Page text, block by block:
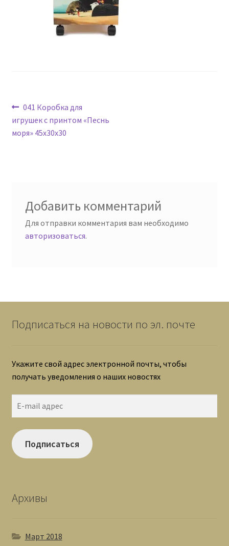
Навигация
по
Предыдущая
запись:
041 Коробка для
игрушек с принтом «Песнь
моря» 45х30х30
Добавить комментарий
Для отправки комментария вам необходимо
авторизоваться.
Подписаться на новости по эл. почте
Укажите свой адрес электронной почты, чтобы
получать уведомления о наших новостях
Подписаться
Архивы
Март 2018